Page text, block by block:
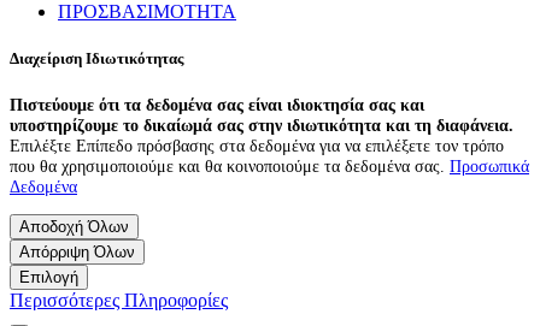
ΠΡΟΣΒΑΣΙΜΟΤΗΤΑ
Διαχείριση Ιδιωτικότητας
Πιστεύουμε ότι τα δεδομένα σας είναι ιδιοκτησία σας και
υποστηρίζουμε το δικαίωμά σας στην ιδιωτικότητα και τη διαφάνεια.
Επιλέξτε Επίπεδο πρόσβασης στα δεδομένα για να επιλέξετε τον τρόπο
που θα χρησιμοποιούμε και θα κοινοποιούμε τα δεδομένα σας. Προσωπικά
Δεδομένα
Αποδοχή Όλων
Απόρριψη Όλων
Επιλογή
Περισσότερες Πληροφορίες